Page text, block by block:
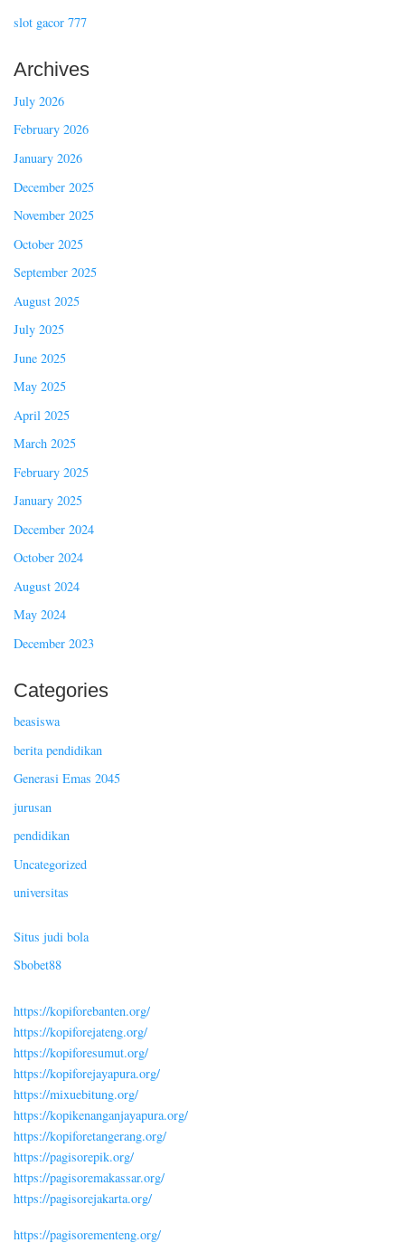
slot gacor 777
Archives
July 2026
February 2026
January 2026
December 2025
November 2025
October 2025
September 2025
August 2025
July 2025
June 2025
May 2025
April 2025
March 2025
February 2025
January 2025
December 2024
October 2024
August 2024
May 2024
December 2023
Categories
beasiswa
berita pendidikan
Generasi Emas 2045
jurusan
pendidikan
Uncategorized
universitas
Situs judi bola
Sbobet88
https://kopiforebanten.org/
https://kopiforejateng.org/
https://kopiforesumut.org/
https://kopiforejayapura.org/
https://mixuebitung.org/
https://kopikenanganjayapura.org/
https://kopiforetangerang.org/
https://pagisorepik.org/
https://pagisoremakassar.org/
https://pagisorejakarta.org/
https://pagisorementeng.org/